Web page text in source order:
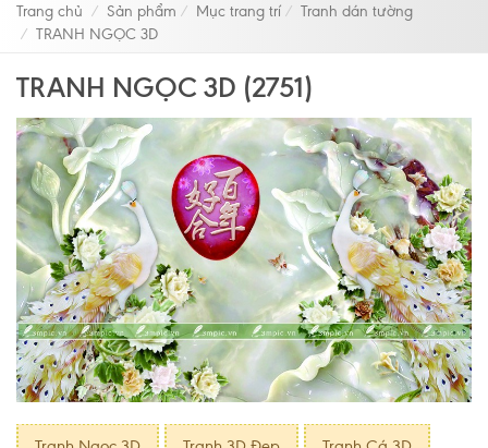
Trang chủ Sản phẩm Mục trang trí
Tranh dán tường
TRANH NGỌC 3D
TRANH NGỌC 3D (2751)